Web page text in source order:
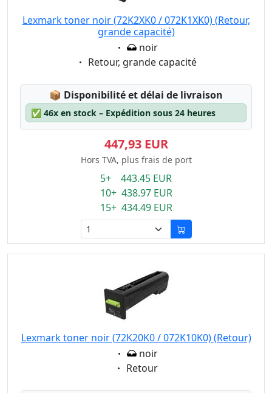
Lexmark toner noir (72K2XK0 / 072K1XK0) (Retour,
grande capacité)
Eigenschaft:
noir
Eigenschaft:
Retour, grande capacité
📦 Lagerstatus:
Disponibilité et délai de livraison
✅ 46x en stock – Expédition sous 24 heures
447,93 EUR
Hors TVA, plus frais de port
5+ 443.45 EUR
10+ 438.97 EUR
15+ 434.49 EUR
Lexmark toner noir (72K20K0 / 072K10K0) (Retour)
Eigenschaft:
noir
Eigenschaft:
Retour